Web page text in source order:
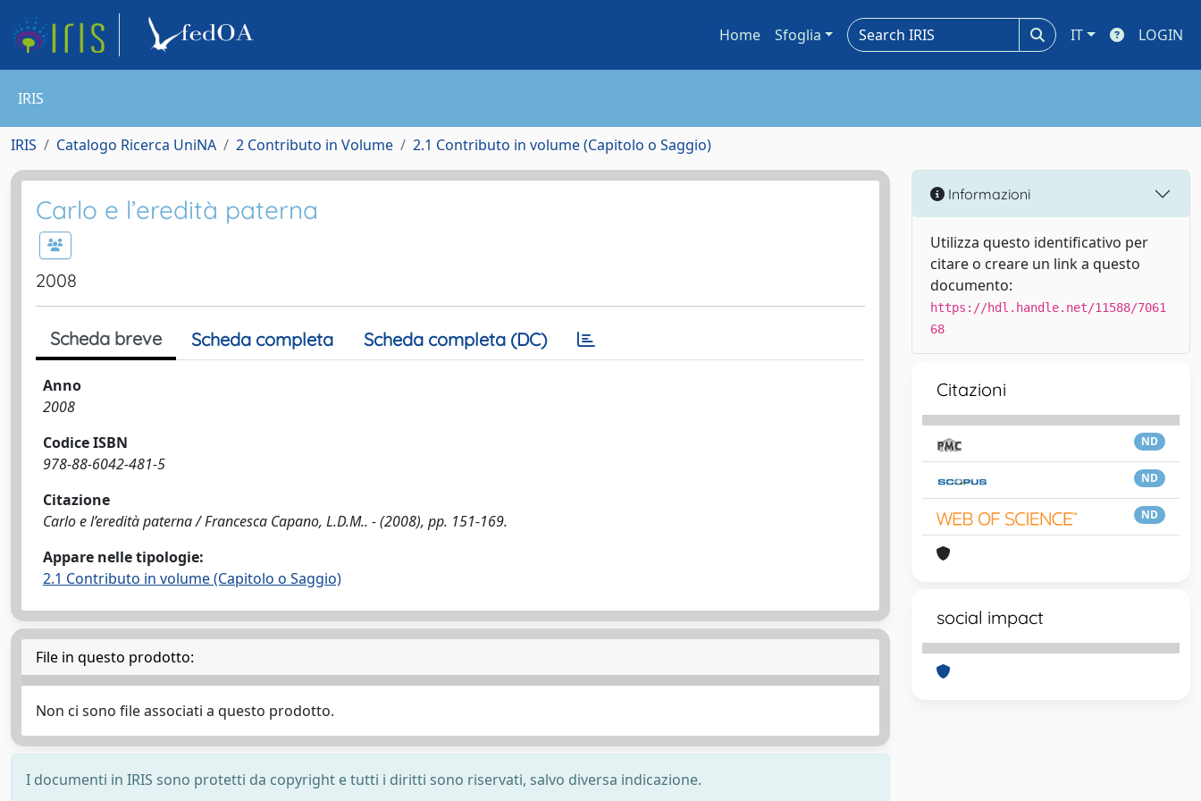
Home Sfoglia IT LOGIN
IRIS
IRIS Catalogo Ricerca UniNA 2 Contributo in Volume 2.1 Contributo in volume (Capitolo o Saggio)
Carlo e l’eredità paterna
2008
Scheda breve Scheda completa Scheda completa (DC)
Anno
2008
Codice ISBN
978-88-6042-481-5
Citazione
Carlo e l’eredità paterna / Francesca Capano, L.D.M.. - (2008), pp. 151-169.
Appare nelle tipologie:
2.1 Contributo in volume (Capitolo o Saggio)
File in questo prodotto:
Non ci sono file associati a questo prodotto.
I documenti in IRIS sono protetti da copyright e tutti i diritti sono riservati, salvo diversa indicazione.
Informazioni
Utilizza questo identificativo per
citare o creare un link a questo
documento:
https://hdl.handle.net/11588/7061
68
Citazioni
ND
ND
ND
social impact